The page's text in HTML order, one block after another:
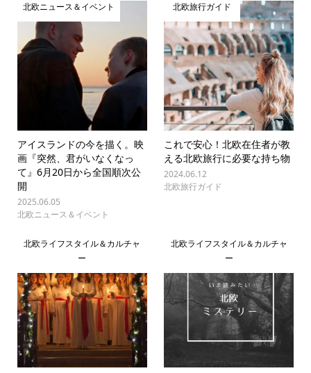
北欧ニュース＆イベント
アイスランドの今を描く。映
画『突然、君がいなくなっ
て』6月20日から全国順次公
開
2025.06.05
北欧ニュース＆イベント
北欧旅行ガイド
これで安心！北欧在住者が教
える北欧旅行に必要な持ち物
2024.06.12
北欧旅行ガイド
北欧ライフスタイル＆カルチャ
ー
北欧ライフスタイル＆カルチャ
ー